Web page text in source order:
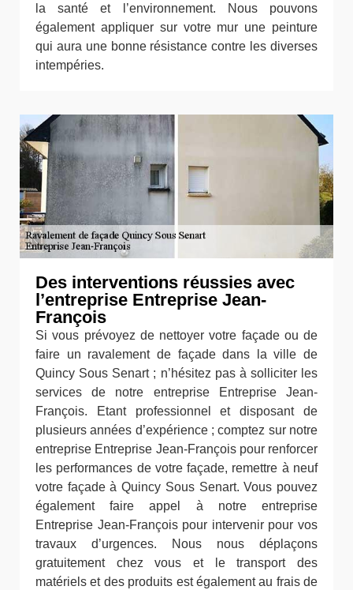
la santé et l’environnement. Nous pouvons
également appliquer sur votre mur une peinture
qui aura une bonne résistance contre les diverses
intempéries.
Des interventions réussies avec
l’entreprise Entreprise Jean-
François
Si vous prévoyez de nettoyer votre façade ou de
faire un ravalement de façade dans la ville de
Quincy Sous Senart ; n’hésitez pas à solliciter les
services de notre entreprise Entreprise Jean-
François. Etant professionnel et disposant de
plusieurs années d’expérience ; comptez sur notre
entreprise Entreprise Jean-François pour renforcer
les performances de votre façade, remettre à neuf
votre façade à Quincy Sous Senart. Vous pouvez
également faire appel à notre entreprise
Entreprise Jean-François pour intervenir pour vos
travaux d’urgences. Nous nous déplaçons
gratuitement chez vous et le transport des
matériels et des produits est également au frais de